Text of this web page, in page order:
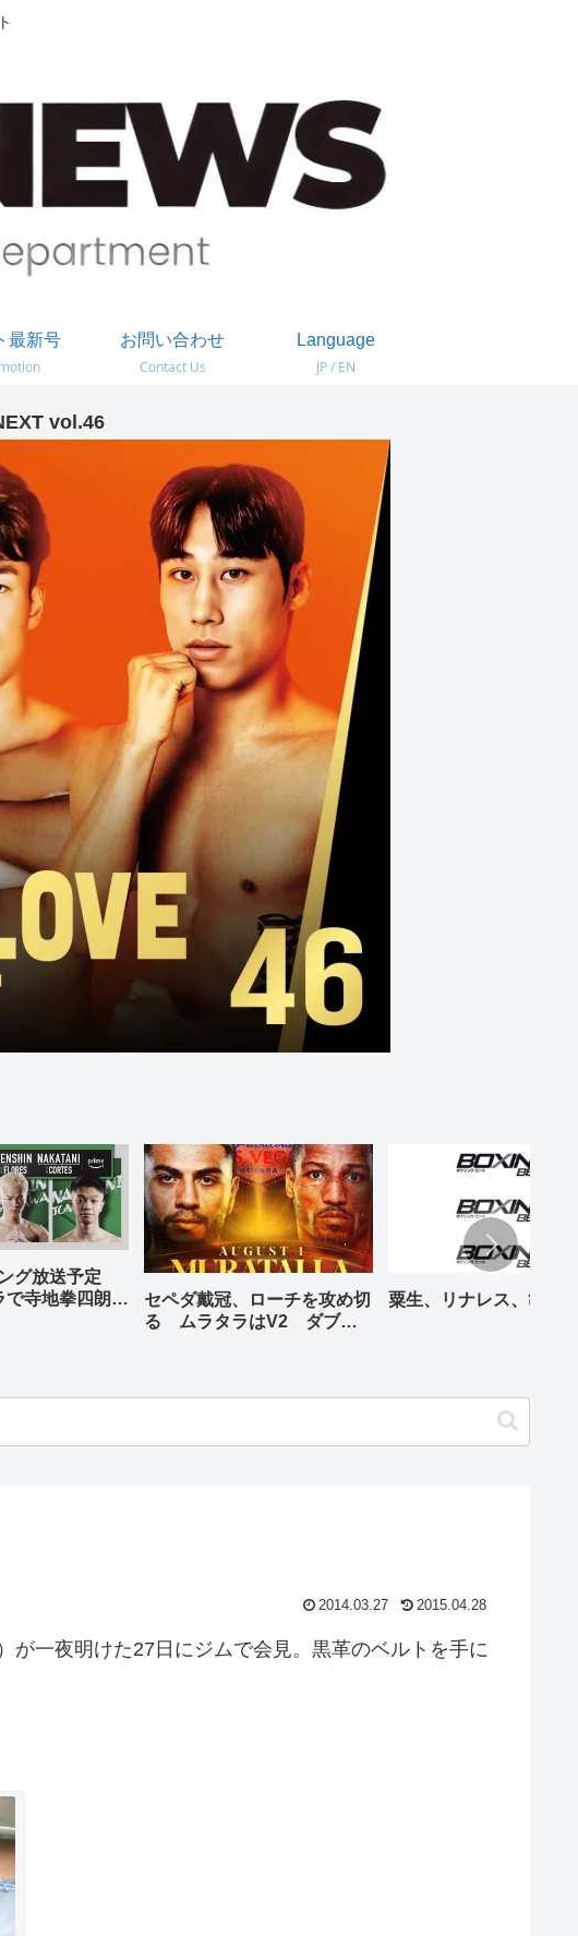
最新号
お問い合わせ
Contact Us
Language
JP / EN
vol.46
グ放送予定
で寺地拳四朗、
セペダ戴冠、ローチを攻め切
る ムラタラはV2 ダブル
粟生、リナレス、亀海
2014.03.27 2015.04.28
一夜明けた27日にジムで会見。黒革のベルトを手に